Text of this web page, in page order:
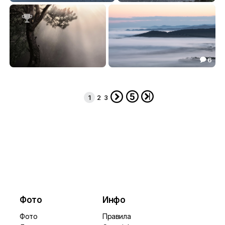
Просыпается природа
124.39
Тишина
121.19

 6
1 2 3   
Фото
Фото
Инфо
Правила